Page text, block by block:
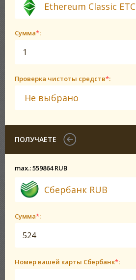
Ethereum Classic ETC
Сумма*:
Проверка чистоты средств*:
Не выбрано
ПОЛУЧАЕТЕ
max.: 559864 RUB
Сбербанк RUB
Сумма*:
Номер вашей карты Сбербанк*: